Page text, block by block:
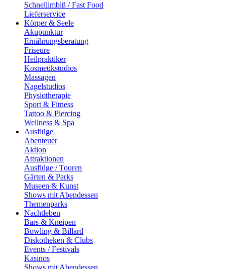
Schnellimbiß / Fast Food
Lieferservice
Körper & Seele
Akupunktur
Ernährungsberatung
Friseure
Heilpraktiker
Kosmetikstudios
Massagen
Nagelstudios
Physiotherapie
Sport & Fitness
Tattoo & Piercing
Wellness & Spa
Ausflüge
Abenteuer
Aktion
Attraktionen
Ausflüge / Touren
Gärten & Parks
Museen & Kunst
Shows mit Abendessen
Themenparks
Nachtleben
Bars & Kneipen
Bowling & Billard
Diskotheken & Clubs
Events / Festivals
Kasinos
Shows mit Abendessen